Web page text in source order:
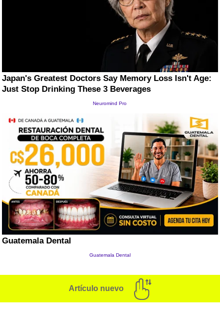
Artículo nuevo